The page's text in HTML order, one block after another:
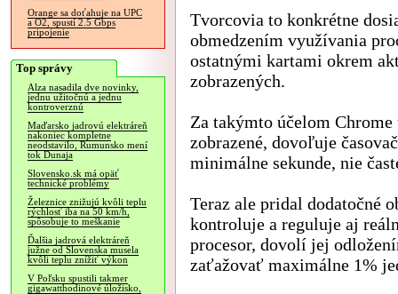
Orange sa doťahuje na UPC
a O2, spustí 2.5 Gbps
pripojenie
Top správy
Alza nasadila dve novinky,
jednu užitočnú a jednu
kontroverznú
Maďarsko jadrovú elektráreň
nakoniec kompletne
neodstavilo, Rumunsko mení
tok Dunaja
Slovensko.sk má opäť
technické problémy
Železnice znižujú kvôli teplu
rýchlosť iba na 50 km/h,
spôsobuje to meškanie
Ďalšia jadrová elektráreň
južne od Slovenska musela
kvôli teplu znížiť výkon
V Poľsku spustili takmer
gigawatthodinové úložisko,
Tvorcovia to konkrétne
obmedzením využívania
ostatnými kartami okrem
zobrazených.
Za takýmto účelom
zobrazené, dovoľuje
minimálne sekunde, nie
Teraz ale pridal dodatočné
kontroluje a reguluje aj
procesor, dovolí jej
zaťažovať maximálne 1%